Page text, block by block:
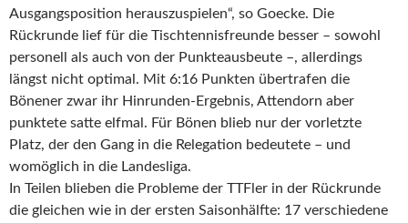
Ausgangsposition herauszuspielen“, so Goecke. Die
Rückrunde lief für die Tischtennisfreunde besser – sowohl
personell als auch von der Punkteausbeute –, allerdings
längst nicht optimal. Mit 6:16 Punkten übertrafen die
Bönener zwar ihr Hinrunden-Ergebnis, Attendorn aber
punktete satte elfmal. Für Bönen blieb nur der vorletzte
Platz, der den Gang in die Relegation bedeutete – und
womöglich in die Landesliga.
In Teilen blieben die Probleme der TTFler in der Rückrunde
die gleichen wie in der ersten Saisonhälfte: 17 verschiedene